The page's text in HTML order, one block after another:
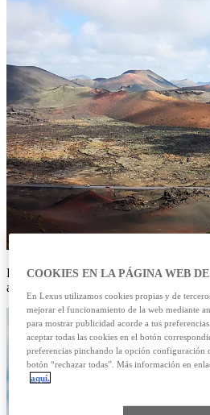
El paisaje lunar de Lanzarote es único
arena negra impactan al visitante tanto
COOKIES EN LA PÁGINA WEB
En Lexus utilizamos cookies propias y de
mejorar el funcionamiento de la web mediante
para mostrar publicidad acorde a tus
aceptar todas las cookies en el botón
preferencias pinchando la opción configuración
botón “rechazar todas”. Más información en
aquí.